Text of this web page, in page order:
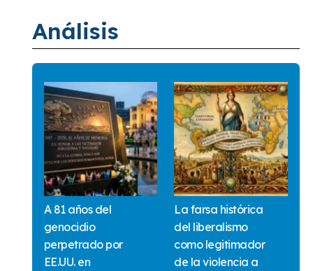
Análisis
A 81 años del
genocidio
perpetrado por
EE.UU. en
La farsa histórica
del liberalismo
como legitimador
de la violencia a